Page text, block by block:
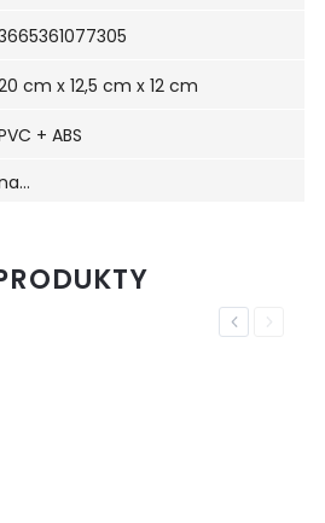
cm x 12,5 cm x 12 cm
+ ABS
PreviousNext